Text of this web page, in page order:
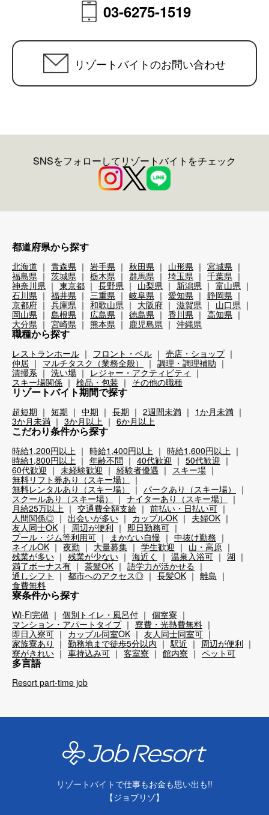
03-6275-1519
リゾートバイトのお問い合わせ
SNSをフォローしてリゾートバイトをチェック
都道府県から探す
北海道 青森県 岩手県 秋田県 山形県
宮城県
福島県
茨城県 栃木県 群馬県 埼玉県
千葉県
神奈川県
東京都 長野県 山梨県 新潟県
富山県
石川県
福井県 三重県 岐阜県 愛知県
静岡県
京都府
兵庫県 和歌山県 大阪府 滋賀県
山口県
岡山県
島根県 広島県 徳島県 香川県
高知県
大分県
宮崎県 熊本県 鹿児島県 沖縄県
職種から探す
レストランホール フロント・ベル
売店・ショップ
仲居
マルチタスク（業務全般）
調理・調理補助
清掃系
洗い場
レジャー・アクティビティ
スキー場関係
検品・包装 その他の職種
リゾートバイト期間で探す
超短期 短期 中期 長期 2週間未満
1か月未満
3か月未満
3か月以上 6か月以上
こだわり条件から探す
時給1,200円以上 時給1,400円以上
時給1,600円以上
時給1,800円以上
年齢不問 40代歓迎
50代歓迎
60代歓迎
未経験歓迎 経験者優遇
スキー場
無料リフト券あり（スキー場）
無料レンタルあり（スキー場）
パークあり（スキー場）
スクールあり（スキー場）
ナイターあり（スキー場）
月給25万以上
交通費全額支給
前払い・日払い可
人間関係◎
出会いが多い カップルOK
夫婦OK
友人同士OK
周辺が便利
即日勤務可
プール・ジム等利用可
まかない自慢
中抜け勤務
ネイルOK
夜勤 大量募集 学生歓迎
山・高原
残業が多い
残業が少ない 海近く 温泉入浴可
湖
満了ボーナス有
茶髪OK
語学力が活かせる
通しシフト
都市へのアクセス◎ 長髪OK
離島
食費無料
寮条件から探す
Wi-Fi完備 個別トイレ・風呂付
個室寮
マンション・アパートタイプ
寮費・光熱費無料
即日入寮可
カップル同室OK
友人同士同室可
家族寮あり
勤務地まで徒歩5分以内 駅近
周辺が便利
寮がきれい
車持込み可 客室寮 館内寮 ペット可
多言語
Resort part-time job
リゾートバイトで仕事もお金も思い出も!!
【ジョブリゾ】